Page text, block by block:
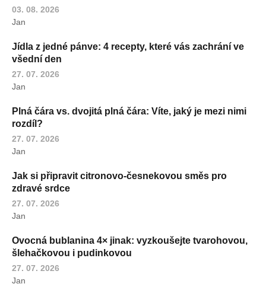
03. 08. 2026
Jan
Jídla z jedné pánve: 4 recepty, které vás zachrání ve
všední den
27. 07. 2026
Jan
Plná čára vs. dvojitá plná čára: Víte, jaký je mezi nimi
rozdíl?
27. 07. 2026
Jan
Jak si připravit citronovo-česnekovou směs pro
zdravé srdce
27. 07. 2026
Jan
Ovocná bublanina 4× jinak: vyzkoušejte tvarohovou,
šlehačkovou i pudinkovou
27. 07. 2026
Jan